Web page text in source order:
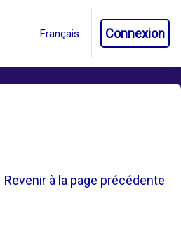
Connexion
Revenir à la page précédente